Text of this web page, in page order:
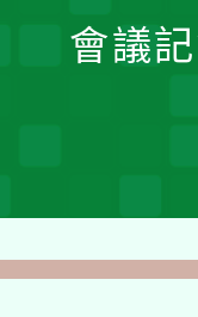
會議